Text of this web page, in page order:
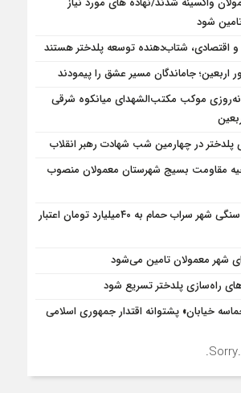
شود
و اقتصادی، شتاب‌دهنده توسعه پلدختر هستند
اربعین؛ جاماندگان مسیر عشق را پیمودند
موکب مکتب‌الشهدای میانکوه شرقی
پلدختر در چهارمین شب شهادت رهبر انقلاب
مقاومت بسیج شهرستان معمولان منصوب
برای احداث کانال سنگی شهر سراب حمام به ۴۰میلیارد تومان اعتبار
شهر معمولان تامین می‌شود
راه‌سازی پلدختر تسریع شود
خیابان» پشتوانه اقتدار جمهوری اسلامی